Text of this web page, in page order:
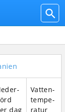
dag
Vatten­
tempe­
ratur